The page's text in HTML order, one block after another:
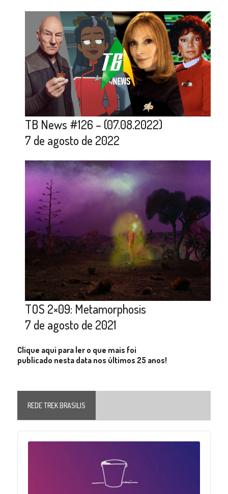
TB News #126 – (07.08.2022)
7 de agosto de 2022
TOS 2×09: Metamorphosis
7 de agosto de 2021
Clique aqui para ler o que mais foi
publicado nesta data nos últimos 25 anos!
REDE TREK BRASILIS
Audio
Player